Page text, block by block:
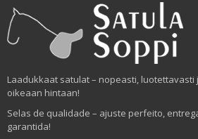
Laadukkaat satulat – nopeasti, luotettavasti
oikeaan hintaan!
Selas de qualidade – ajuste perfeito,
garantida!